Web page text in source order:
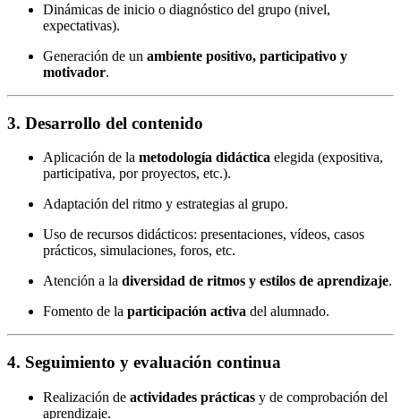
Dinámicas de inicio o diagnóstico del grupo (nivel,
expectativas).
Generación de un ambiente positivo, participativo y
motivador.
3. Desarrollo del contenido
Aplicación de la metodología didáctica elegida (expositiva,
participativa, por proyectos, etc.).
Adaptación del ritmo y estrategias al grupo.
Uso de recursos didácticos: presentaciones, vídeos, casos
prácticos, simulaciones, foros, etc.
Atención a la diversidad de ritmos y estilos de aprendizaje.
Fomento de la participación activa del alumnado.
4. Seguimiento y evaluación continua
Realización de actividades prácticas y de comprobación del
aprendizaje.